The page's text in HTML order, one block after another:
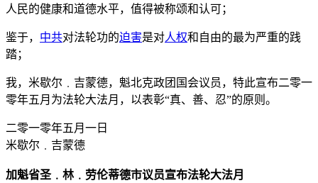
人民的健康和道德水平，值得被称颂和认可；
鉴于， 中共对法轮功的迫害是对人权和自由的最为严重的践
踏；
我，米歇尔﹒吉蒙德，魁北克政团国会议员，特此宣布二零一
零年五月为法轮大法月，以表彰“真、善、忍”的原则。
二零一零年五月一日
米歇尔﹒吉蒙德
加魁省圣﹒林﹒劳伦蒂德市议员宣布法轮大法月